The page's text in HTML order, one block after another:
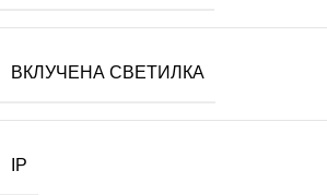
ВКЛУЧЕНА СВЕТИЛКА
IP